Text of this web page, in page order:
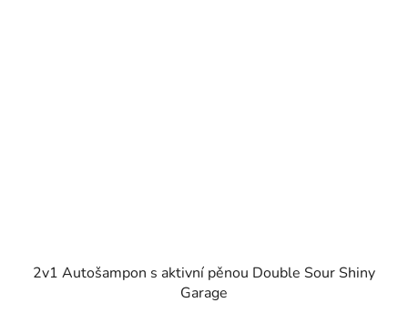
2v1 Autošampon s aktivní pěnou Double Sour Shiny
Garage